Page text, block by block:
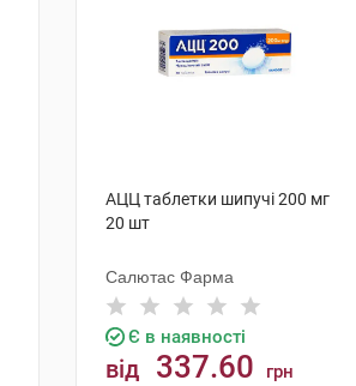
АЦЦ таблетки шипучі 200 мг
20 шт
Салютас Фарма
Є в наявності
від 337.60 грн